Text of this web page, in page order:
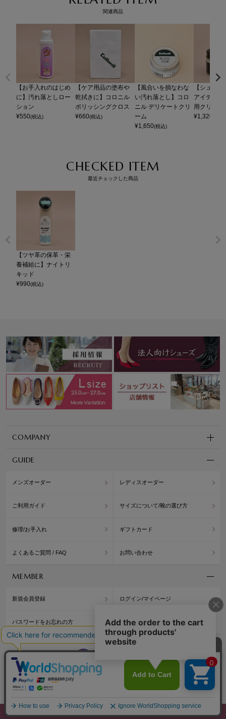
関連商品
【お手入れのはじめ
に】汚れ落としロー
ション
¥550(税込)
【ケア用品の塗布や
乾拭きに】コロニル
ポリッシングクロス
¥660(税込)
【風合いを損なわな
い汚れ落とし】コロ
ニル デリケートクリ
ーム
¥1,650(税込)
【シュー
アイテム】
用クリーム
¥1,320
CHECKED ITEM
最近チェックした商品
【ツヤ革の保革・栄
養補給に】ナイトリ
キッド
¥990(税込)
COMPANY
GUIDE
メンズオーダー レディスオーダー
ご利用ガイド サイズについて/靴の選び方
修理/お手入れ ギフトカード
よくあるご質問 / FAQ お問い合わせ
MEMBER
新規会員登録 ログイン/マイページ
パスワードをお忘れの方 公式アプリ/ポイント